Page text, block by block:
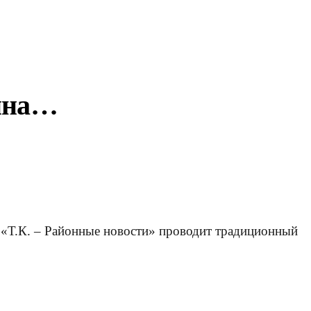
– Районные новости» проводит традиционный